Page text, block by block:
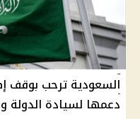
السعودية ترحب بوقف
دعمها لسيادة الدولة